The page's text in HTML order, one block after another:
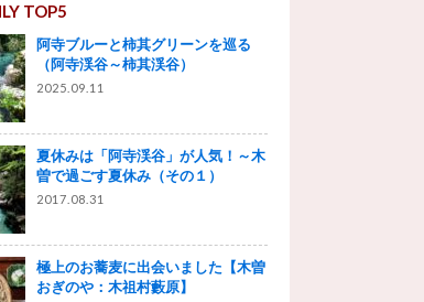
TOP5
阿寺ブルーと柿其グリーンを巡る
（阿寺渓谷～柿其渓谷）
2025.09.11
夏休みは「阿寺渓谷」が人気！～木
曽で過ごす夏休み（その１）
2017.08.31
極上のお蕎麦に出会いました【木曽
おぎのや：木祖村藪原】